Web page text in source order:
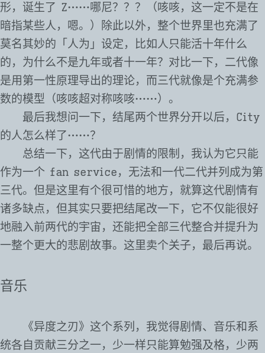
形，诞生了 Z⋯⋯哪尼？？？（咳咳，这一定不是在
暗指某些人，嗯。）除此以外，整个世界里也充满了
莫名其妙的「人为」设定，比如人只能活十年什么
的，为什么不是九年或者十一年？对比一下，二代像
是用第一性原理导出的理论，而三代就像是个充满参
数的模型（咳咳超对称咳咳⋯⋯）。
最后我想问一下，结尾两个世界分开以后，City
的人怎么样了⋯⋯？
总结一下，这代由于剧情的限制，我认为它只能
作为一个 fan service，无法和一代二代并列成为第
三代。但是这里有个很可惜的地方，就算这代剧情有
诸多缺点，但其实只要把结尾改一下，它不仅能很好
地融入前两代的宇宙，还能把全部三代整合并提升为
一整个更大的悲剧故事。这里卖个关子，最后再说。
音乐
《异度之刃》这个系列，我觉得剧情、音乐和系
统各自贡献三分之一，少一样只能算勉强及格，少两